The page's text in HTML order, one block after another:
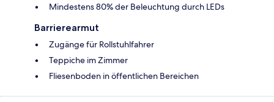
Mindestens 80% der Beleuchtung durch LEDs
Barrierearmut
Zugänge für Rollstuhlfahrer
Teppiche im Zimmer
Fliesenboden in öffentlichen Bereichen